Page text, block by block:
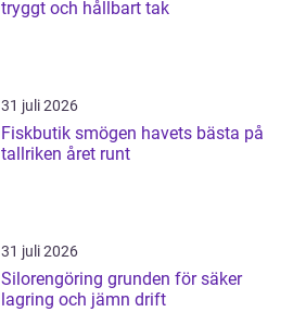
tryggt och hållbart tak
31 juli 2026
Fiskbutik smögen havets bästa på
tallriken året runt
31 juli 2026
Silorengöring grunden för säker
lagring och jämn drift